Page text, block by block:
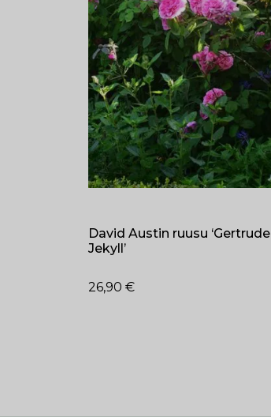
David Austin ruusu ‘Gertrude
Jekyll’
26,90 €